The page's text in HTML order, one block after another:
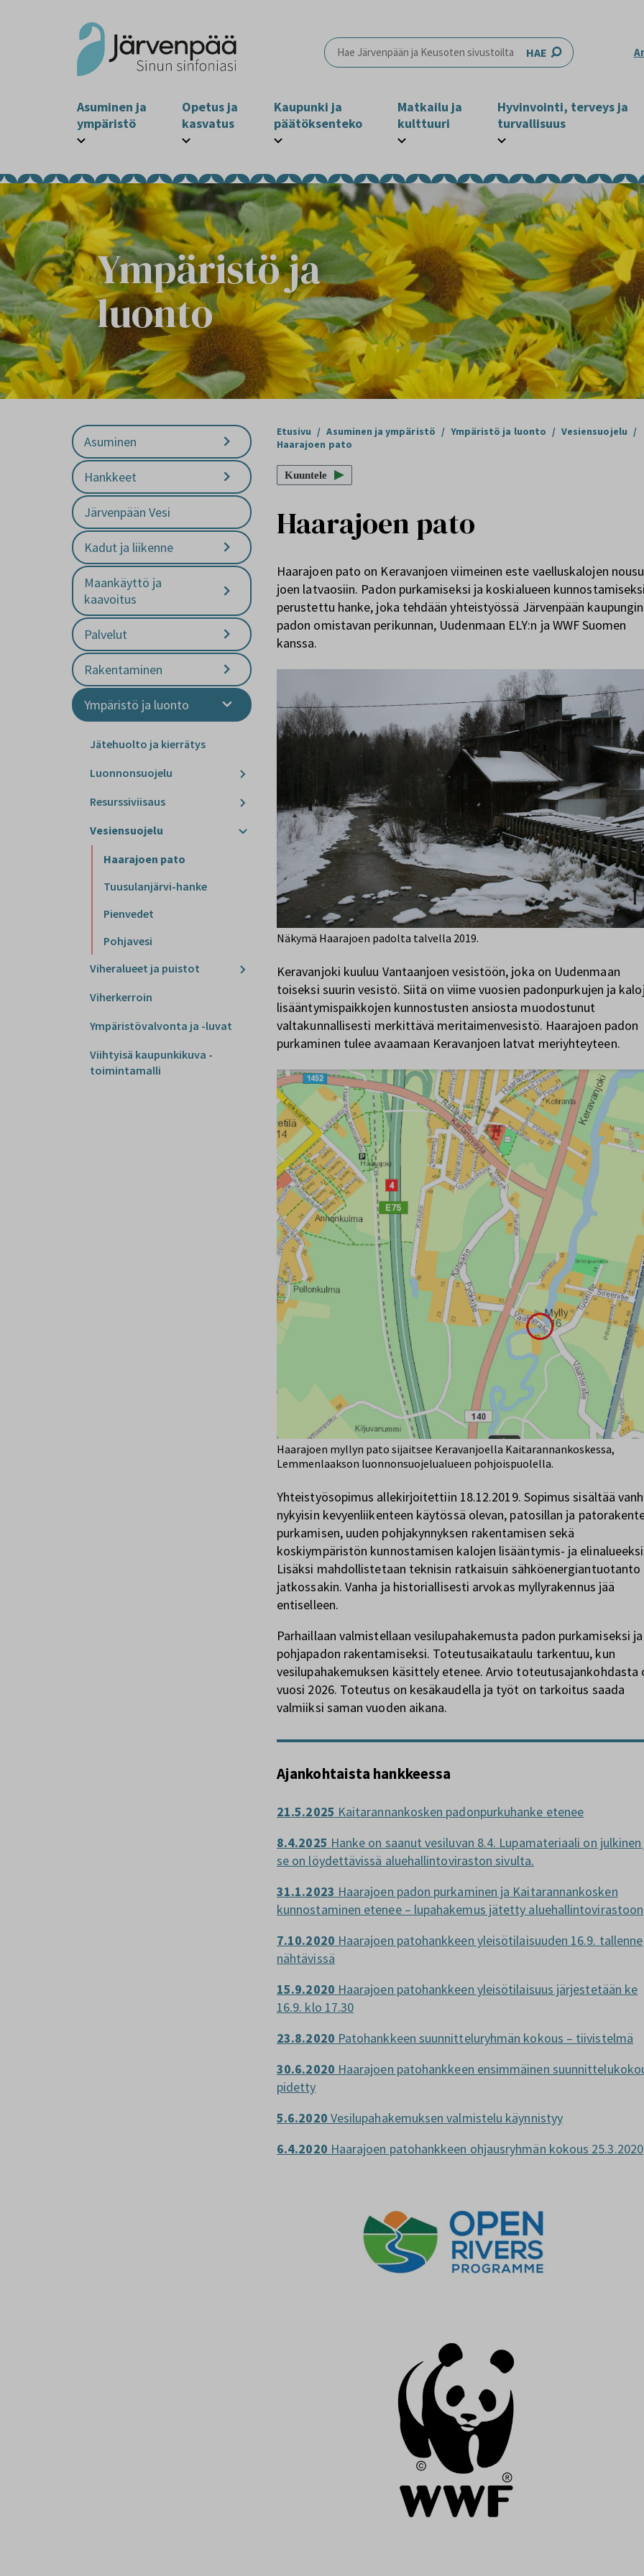
HAE
Asuminen ja
ympäristö
Opetus ja
kasvatus
Kaupunki ja
päätöksenteko
Matkailu ja
kulttuuri
Hyvinvointi, terveys ja
turvallisuus
Ympäristö ja
luonto
Asuminen
Hankkeet
Järvenpään Vesi
Kadut ja liikenne
Maankäyttö ja
kaavoitus
Palvelut
Rakentaminen
Ympäristö ja luonto
Jätehuolto ja kierrätys
Luonnonsuojelu
Resurssiviisaus
Vesiensuojelu
Haarajoen pato
Tuusulanjärvi-hanke
Pienvedet
Pohjavesi
Viheralueet ja puistot
Viherkerroin
Ympäristövalvonta ja -luvat
Viihtyisä kaupunkikuva -
toimintamalli
Etusivu / Asuminen ja ympäristö / Ympäristö ja luonto / Vesiensuojelu /
Haarajoen pato
Kuuntele
Haarajoen pato
Haarajoen pato on Keravanjoen viimeinen este vaelluskalojen
joen latvaosiin. Padon purkamiseksi ja koskialueen
perustettu hanke, joka tehdään yhteistyössä Järvenpään
padon omistavan perikunnan, Uudenmaan ELY:n ja WWF Suomen
kanssa.
Näkymä Haarajoen padolta talvella 2019.
Keravanjoki kuuluu Vantaanjoen vesistöön, joka on Uudenmaan
toiseksi suurin vesistö. Siitä on viime vuosien padonpurkujen ja
lisääntymispaikkojen kunnostusten ansiosta muodostunut
valtakunnallisesti merkittävä meritaimenvesistö. Haarajoen padon
purkaminen tulee avaamaan Keravanjoen latvat meriyhteyteen.
Haarajoen myllyn pato sijaitsee Keravanjoella Kaitarannankoskessa,
Lemmenlaakson luonnonsuojelualueen pohjoispuolella.
Yhteistyösopimus allekirjoitettiin 18.12.2019. Sopimus sisältää
nykyisin kevyenliikenteen käytössä olevan, patosillan ja
purkamisen, uuden pohjakynnyksen rakentamisen sekä
koskiympäristön kunnostamisen kalojen lisääntymis- ja
Lisäksi mahdollistetaan teknisin ratkaisuin sähköenergiantuotanto
jatkossakin. Vanha ja historiallisesti arvokas myllyrakennus jää
entiselleen.
Parhaillaan valmistellaan vesilupahakemusta padon purkamiseksi ja
pohjapadon rakentamiseksi. Toteutusaikataulu tarkentuu, kun
vesilupahakemuksen käsittely etenee. Arvio toteutusajankohdasta
vuosi 2026. Toteutus on kesäkaudella ja työt on tarkoitus saada
valmiiksi saman vuoden aikana.
Ajankohtaista hankkeessa
21.5.2025 Kaitarannankosken padonpurkuhanke etenee
8.4.2025 Hanke on saanut vesiluvan 8.4. Lupamateriaali on
se on löydettävissä aluehallintoviraston sivulta.
31.1.2023 Haarajoen padon purkaminen ja Kaitarannankosken
kunnostaminen etenee – lupahakemus jätetty aluehallintovirastoon
7.10.2020 Haarajoen patohankkeen yleisötilaisuuden 16.9. tallenne
nähtävissä
15.9.2020 Haarajoen patohankkeen yleisötilaisuus järjestetään ke
16.9. klo 17.30
23.8.2020 Patohankkeen suunnitteluryhmän kokous – tiivistelmä
30.6.2020 Haarajoen patohankkeen ensimmäinen
pidetty
5.6.2020 Vesilupahakemuksen valmistelu käynnistyy
6.4.2020 Haarajoen patohankkeen ohjausryhmän kokous 25.3.2020